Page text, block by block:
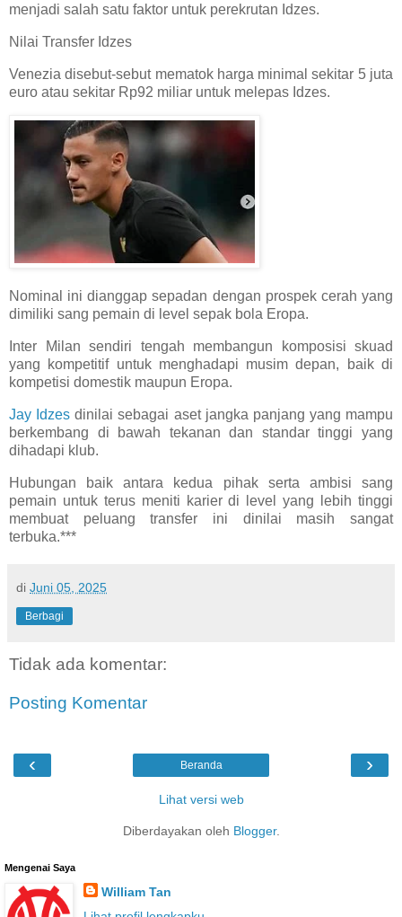
menjadi salah satu faktor untuk perekrutan Idzes.
Nilai Transfer Idzes
Venezia disebut-sebut mematok harga minimal sekitar 5 juta
euro atau sekitar Rp92 miliar untuk melepas Idzes.
Nominal ini dianggap sepadan dengan prospek cerah yang
dimiliki sang pemain di level sepak bola Eropa.
Inter Milan sendiri tengah membangun komposisi skuad
yang kompetitif untuk menghadapi musim depan, baik di
kompetisi domestik maupun Eropa.
Jay Idzes dinilai sebagai aset jangka panjang yang mampu
berkembang di bawah tekanan dan standar tinggi yang
dihadapi klub.
Hubungan baik antara kedua pihak serta ambisi sang
pemain untuk terus meniti karier di level yang lebih tinggi
membuat peluang transfer ini dinilai masih sangat
terbuka.***
di Juni 05, 2025
Berbagi
Tidak ada komentar:
Posting Komentar
‹ ›
Beranda
Lihat versi web
Diberdayakan oleh Blogger.
Mengenai Saya
William Tan